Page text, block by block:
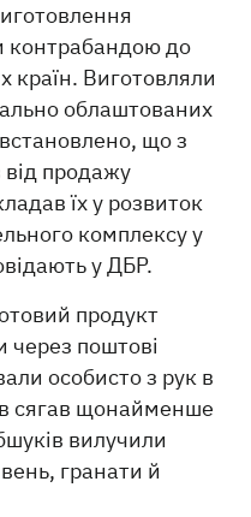
контрабандою до
країн. Виготовляли
облаштованих
що з
від продажу
їх у розвиток
комплексу у
у ДБР.
продукт
через поштові
особисто з рук в
сягав щонайменше
вилучили
гранати й